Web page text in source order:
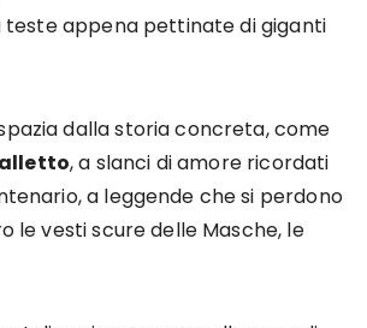
teste appena pettinate di giganti
dalla storia concreta, come
, a slanci di amore ricordati
a leggende che si perdono
le vesti scure delle Masche, le